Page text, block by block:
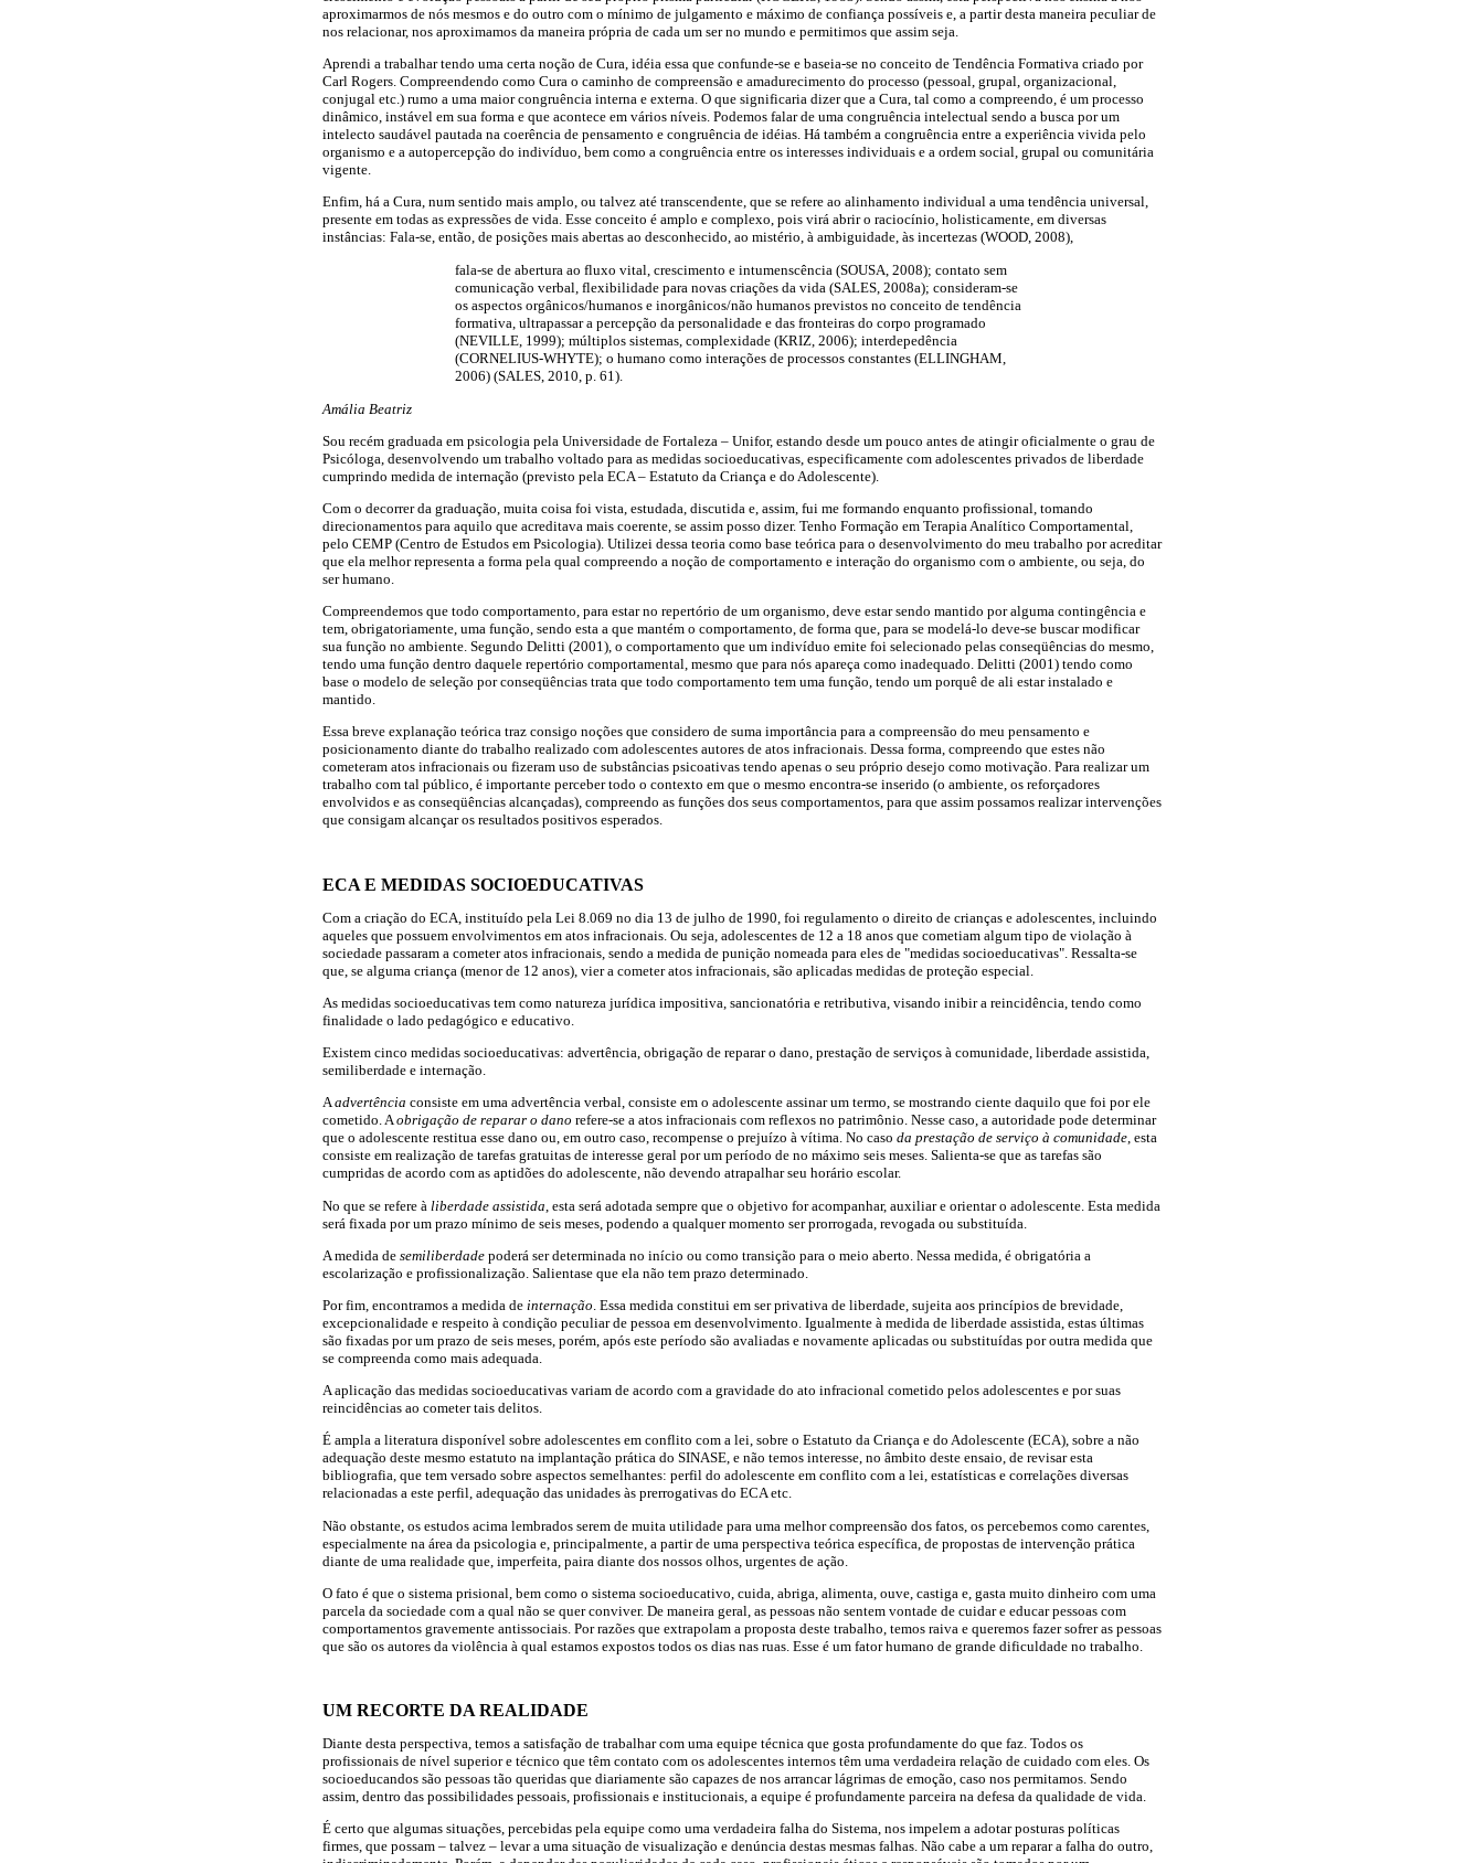
aproximarmos de nós mesmos e do outro com o mínimo de julgamento e máximo de confiança possíveis e, a partir desta maneira peculiar de
nos relacionar, nos aproximamos da maneira própria de cada um ser no mundo e permitimos que assim seja.
Aprendi a trabalhar tendo uma certa noção de Cura, idéia essa que confunde-se e baseia-se no conceito de Tendência Formativa criado por
Carl Rogers. Compreendendo como Cura o caminho de compreensão e amadurecimento do processo (pessoal, grupal, organizacional,
conjugal etc.) rumo a uma maior congruência interna e externa. O que significaria dizer que a Cura, tal como a compreendo, é um processo
dinâmico, instável em sua forma e que acontece em vários níveis. Podemos falar de uma congruência intelectual sendo a busca por um
intelecto saudável pautada na coerência de pensamento e congruência de idéias. Há também a congruência entre a experiência vivida pelo
organismo e a autopercepção do indivíduo, bem como a congruência entre os interesses individuais e a ordem social, grupal ou comunitária
vigente.
Enfim, há a Cura, num sentido mais amplo, ou talvez até transcendente, que se refere ao alinhamento individual a uma tendência universal,
presente em todas as expressões de vida. Esse conceito é amplo e complexo, pois virá abrir o raciocínio, holisticamente, em diversas
instâncias: Fala-se, então, de posições mais abertas ao desconhecido, ao mistério, à ambiguidade, às incertezas (WOOD, 2008),
fala-se de abertura ao fluxo vital, crescimento e intumenscência (SOUSA, 2008); contato sem
comunicação verbal, flexibilidade para novas criações da vida (SALES, 2008a); consideram-se
os aspectos orgânicos/humanos e inorgânicos/não humanos previstos no conceito de tendência
formativa, ultrapassar a percepção da personalidade e das fronteiras do corpo programado
(NEVILLE, 1999); múltiplos sistemas, complexidade (KRIZ, 2006); interdepedência
(CORNELIUS-WHYTE); o humano como interações de processos constantes (ELLINGHAM,
2006) (SALES, 2010, p. 61).
Amália Beatriz
Sou recém graduada em psicologia pela Universidade de Fortaleza – Unifor, estando desde um pouco antes de atingir oficialmente o grau de
Psicóloga, desenvolvendo um trabalho voltado para as medidas socioeducativas, especificamente com adolescentes privados de liberdade
cumprindo medida de internação (previsto pela ECA – Estatuto da Criança e do Adolescente).
Com o decorrer da graduação, muita coisa foi vista, estudada, discutida e, assim, fui me formando enquanto profissional, tomando
direcionamentos para aquilo que acreditava mais coerente, se assim posso dizer. Tenho Formação em Terapia Analítico Comportamental,
pelo CEMP (Centro de Estudos em Psicologia). Utilizei dessa teoria como base teórica para o desenvolvimento do meu trabalho por acreditar
que ela melhor representa a forma pela qual compreendo a noção de comportamento e interação do organismo com o ambiente, ou seja, do
ser humano.
Compreendemos que todo comportamento, para estar no repertório de um organismo, deve estar sendo mantido por alguma contingência e
tem, obrigatoriamente, uma função, sendo esta a que mantém o comportamento, de forma que, para se modelá-lo deve-se buscar modificar
sua função no ambiente. Segundo Delitti (2001), o comportamento que um indivíduo emite foi selecionado pelas conseqüências do mesmo,
tendo uma função dentro daquele repertório comportamental, mesmo que para nós apareça como inadequado. Delitti (2001) tendo como
base o modelo de seleção por conseqüências trata que todo comportamento tem uma função, tendo um porquê de ali estar instalado e
mantido.
Essa breve explanação teórica traz consigo noções que considero de suma importância para a compreensão do meu pensamento e
posicionamento diante do trabalho realizado com adolescentes autores de atos infracionais. Dessa forma, compreendo que estes não
cometeram atos infracionais ou fizeram uso de substâncias psicoativas tendo apenas o seu próprio desejo como motivação. Para realizar um
trabalho com tal público, é importante perceber todo o contexto em que o mesmo encontra-se inserido (o ambiente, os reforçadores
envolvidos e as conseqüências alcançadas), compreendo as funções dos seus comportamentos, para que assim possamos realizar intervenções
que consigam alcançar os resultados positivos esperados.
ECA E MEDIDAS SOCIOEDUCATIVAS
Com a criação do ECA, instituído pela Lei 8.069 no dia 13 de julho de 1990, foi regulamento o direito de crianças e adolescentes, incluindo
aqueles que possuem envolvimentos em atos infracionais. Ou seja, adolescentes de 12 a 18 anos que cometiam algum tipo de violação à
sociedade passaram a cometer atos infracionais, sendo a medida de punição nomeada para eles de "medidas socioeducativas". Ressalta-se
que, se alguma criança (menor de 12 anos), vier a cometer atos infracionais, são aplicadas medidas de proteção especial.
As medidas socioeducativas tem como natureza jurídica impositiva, sancionatória e retributiva, visando inibir a reincidência, tendo como
finalidade o lado pedagógico e educativo.
Existem cinco medidas socioeducativas: advertência, obrigação de reparar o dano, prestação de serviços à comunidade, liberdade assistida,
semiliberdade e internação.
Aadvertência consiste em uma advertência verbal, consiste em o adolescente assinar um termo, se mostrando ciente daquilo que foi por ele
cometido. Aobrigação de reparar o dano refere-se a atos infracionais com reflexos no patrimônio. Nesse caso, a autoridade pode determinar
que o adolescente restitua esse dano ou, em outro caso, recompense o prejuízo à vítima. No caso da prestação de serviço à comunidade, esta
consiste em realização de tarefas gratuitas de interesse geral por um período de no máximo seis meses. Salienta-se que as tarefas são
cumpridas de acordo com as aptidões do adolescente, não devendo atrapalhar seu horário escolar.
No que se refere à liberdade assistida , esta será adotada sempre que o objetivo for acompanhar, auxiliar e orientar o adolescente. Esta medida
será fixada por um prazo mínimo de seis meses, podendo a qualquer momento ser prorrogada, revogada ou substituída.
A medida de semiliberdade poderá ser determinada no início ou como transição para o meio aberto. Nessa medida, é obrigatória a
escolarização e profissionalização. Salientase que ela não tem prazo determinado.
Por fim, encontramos a medida de internação . Essa medida constitui em ser privativa de liberdade, sujeita aos princípios de brevidade,
excepcionalidade e respeito à condição peculiar de pessoa em desenvolvimento. Igualmente à medida de liberdade assistida, estas últimas
são fixadas por um prazo de seis meses, porém, após este período são avaliadas e novamente aplicadas ou substituídas por outra medida que
se compreenda como mais adequada.
A aplicação das medidas socioeducativas variam de acordo com a gravidade do ato infracional cometido pelos adolescentes e por suas
reincidências ao cometer tais delitos.
É ampla a literatura disponível sobre adolescentes em conflito com a lei, sobre o Estatuto da Criança e do Adolescente (ECA), sobre a não
adequação deste mesmo estatuto na implantação prática do SINASE, e não temos interesse, no âmbito deste ensaio, de revisar esta
bibliografia, que tem versado sobre aspectos semelhantes: perfil do adolescente em conflito com a lei, estatísticas e correlações diversas
relacionadas a este perfil, adequação das unidades às prerrogativas do ECA etc.
Não obstante, os estudos acima lembrados serem de muita utilidade para uma melhor compreensão dos fatos, os percebemos como carentes,
especialmente na área da psicologia e, principalmente, a partir de uma perspectiva teórica específica, de propostas de intervenção prática
diante de uma realidade que, imperfeita, paira diante dos nossos olhos, urgentes de ação.
O fato é que o sistema prisional, bem como o sistema socioeducativo, cuida, abriga, alimenta, ouve, castiga e, gasta muito dinheiro com uma
parcela da sociedade com a qual não se quer conviver. De maneira geral, as pessoas não sentem vontade de cuidar e educar pessoas com
comportamentos gravemente antissociais. Por razões que extrapolam a proposta deste trabalho, temos raiva e queremos fazer sofrer as pessoas
que são os autores da violência à qual estamos expostos todos os dias nas ruas. Esse é um fator humano de grande dificuldade no trabalho.
UM RECORTE DA REALIDADE
Diante desta perspectiva, temos a satisfação de trabalhar com uma equipe técnica que gosta profundamente do que faz. Todos os
profissionais de nível superior e técnico que têm contato com os adolescentes internos têm uma verdadeira relação de cuidado com eles. Os
socioeducandos são pessoas tão queridas que diariamente são capazes de nos arrancar lágrimas de emoção, caso nos permitamos. Sendo
assim, dentro das possibilidades pessoais, profissionais e institucionais, a equipe é profundamente parceira na defesa da qualidade de vida.
É certo que algumas situações, percebidas pela equipe como uma verdadeira falha do Sistema, nos impelem a adotar posturas políticas
firmes, que possam – talvez – levar a uma situação de visualização e denúncia destas mesmas falhas. Não cabe a um reparar a falha do outro,